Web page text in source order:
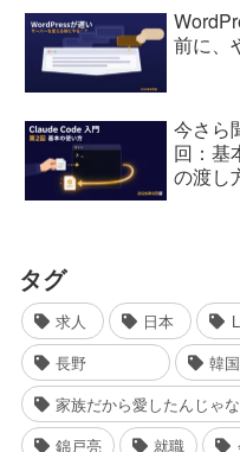
前に、
今さら
回：基
の渡し
タグ
求人 日本
長野
韓国
家族だから愛したんじゃ
錦戸亮
就職